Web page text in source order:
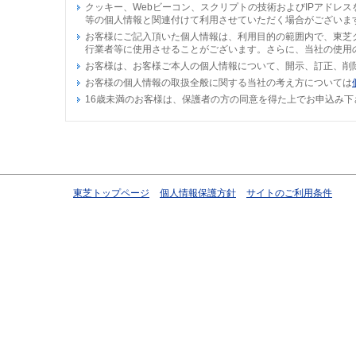
クッキー、Webビーコン、スクリプトの技術およびIPアドレ
等の個人情報と関連付けて利用させていただく場合がございま
お客様にご記入頂いた個人情報は、利用目的の範囲内で、東
行業者等に使用させることがございます。さらに、当社の使
お客様は、お客様ご本人の個人情報について、開示、訂正、
お客様の個人情報の取扱全般に関する当社の考え方については
16歳未満のお客様は、保護者の方の同意を得た上でお申込み下
東芝トップページ 個人情報保護方針 サイトのご利用条件